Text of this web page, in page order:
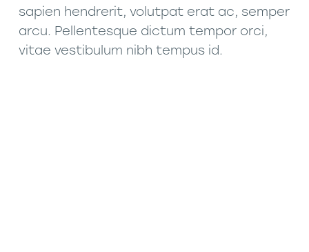
sapien hendrerit, volutpat erat ac, semper
arcu. Pellentesque dictum tempor orci,
vitae vestibulum nibh tempus id.